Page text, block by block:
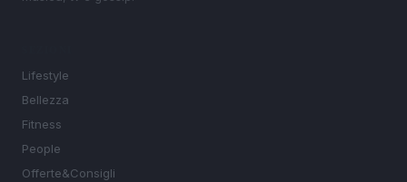
Lifestyle
Bellezza
Fitness
People
Offerte&Consigli